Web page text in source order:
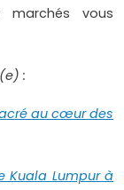
marchés vous
:
au cœur des
Kuala Lumpur à